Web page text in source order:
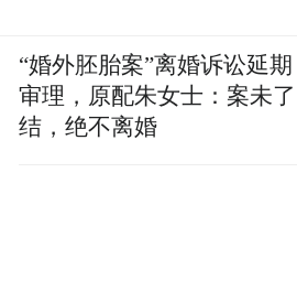
“婚外胚胎案”离婚诉讼延期
审理，原配朱女士：案未了
结，绝不离婚